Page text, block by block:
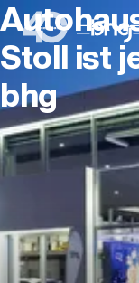
Aktion
Stoll ist
bhg